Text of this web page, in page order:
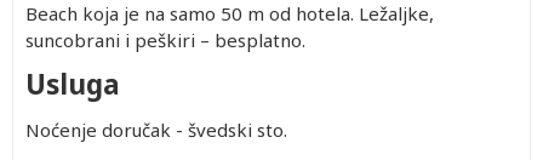
Beach koja je na samo 50 m od hotela. Ležaljke,
suncobrani i peškiri – besplatno.
Usluga
Noćenje doručak - švedski sto.